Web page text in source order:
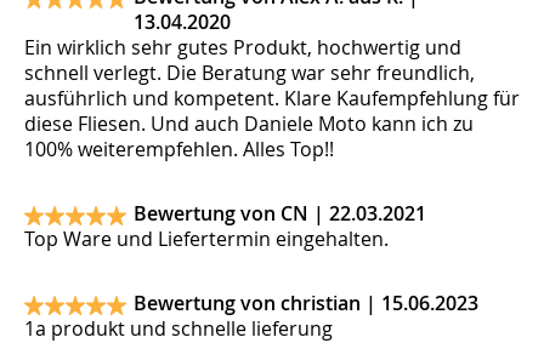
13.04.2020
Ein wirklich sehr gutes Produkt, hochwertig und
schnell verlegt. Die Beratung war sehr freundlich,
ausführlich und kompetent. Klare Kaufempfehlung für
diese Fliesen. Und auch Daniele Moto kann ich zu
100% weiterempfehlen. Alles Top!!
Bewertung von CN | 22.03.2021
Top Ware und Liefertermin eingehalten.
Bewertung von christian | 15.06.2023
1a produkt und schnelle lieferung